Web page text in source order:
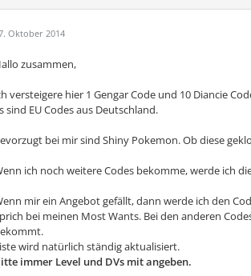
Oktober 2014
zusammen,
versteigere hier 1 Gengar Code und 10 Diancie
sind EU Codes aus Deutschland.
bei mir sind Shiny Pokemon. Ob diese
ich noch weitere Codes bekomme, werde ich
mir ein Angebot gefällt, dann werde ich den
bei meinen Most Wants. Bei den anderen
wird natürlich ständig aktualisiert.
immer Level und DVs mit angeben.